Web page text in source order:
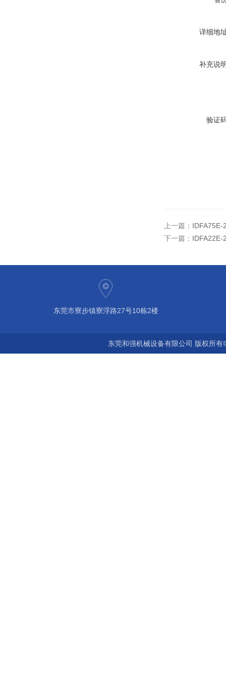
详细地
补充说
验证
上一篇： IDFA75E-
下一篇： IDFA22E-
东莞市寮步镇寮浮路27号10栋2楼
东莞和强机械设备有限公司 版权所